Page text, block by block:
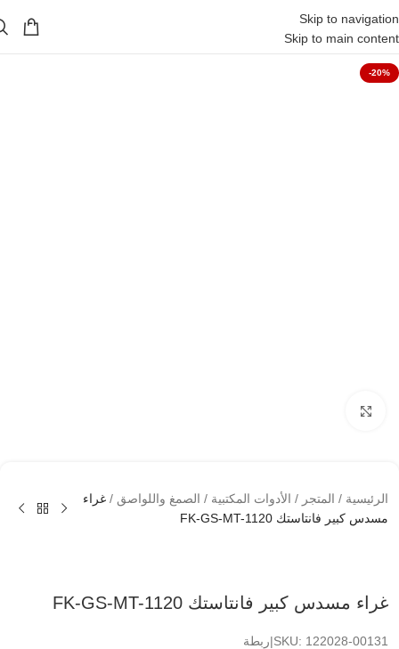
Skip to navigation
Skip to main content
-20%
الرئيسية / المتجر / الأدوات المكتبية / الصمغ واللواصق / غراء
مسدس كبير فانتاستك FK-GS-MT-1120
غراء مسدس كبير فانتاستك FK-GS-MT-1120
SKU: 122028-00131|ربطة